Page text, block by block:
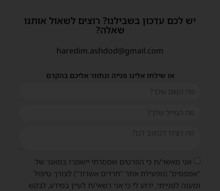
יש לכם עדכון בשבילנו? רוצים לשאול אותנו
שאלה?
haredim.ashdod@gmail.com
או שילחו אלינו פנייה ונחזור אליכם בהקדם
אני מאשר/ת כי הפרטים שמסרתי יישמרו במאגר של
"אמפסיס" (מפעילת אתר "חרדים אשדוד") לצורך טיפול
ומענה לפנייתי. ידוע לי כי אני רשאי/ת לעיין במידע, לבקש